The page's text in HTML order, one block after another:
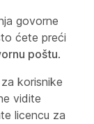
govorne
ćete preći
poštu.
korisnike
vidite
licencu za